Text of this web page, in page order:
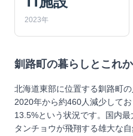
2023年
釧路町 の暮らしとこれ
北海道東部に位置する釧路町
2020年から約460人減少して
13.5%という状況です。国内最
タンチョウが飛翔する雄大な